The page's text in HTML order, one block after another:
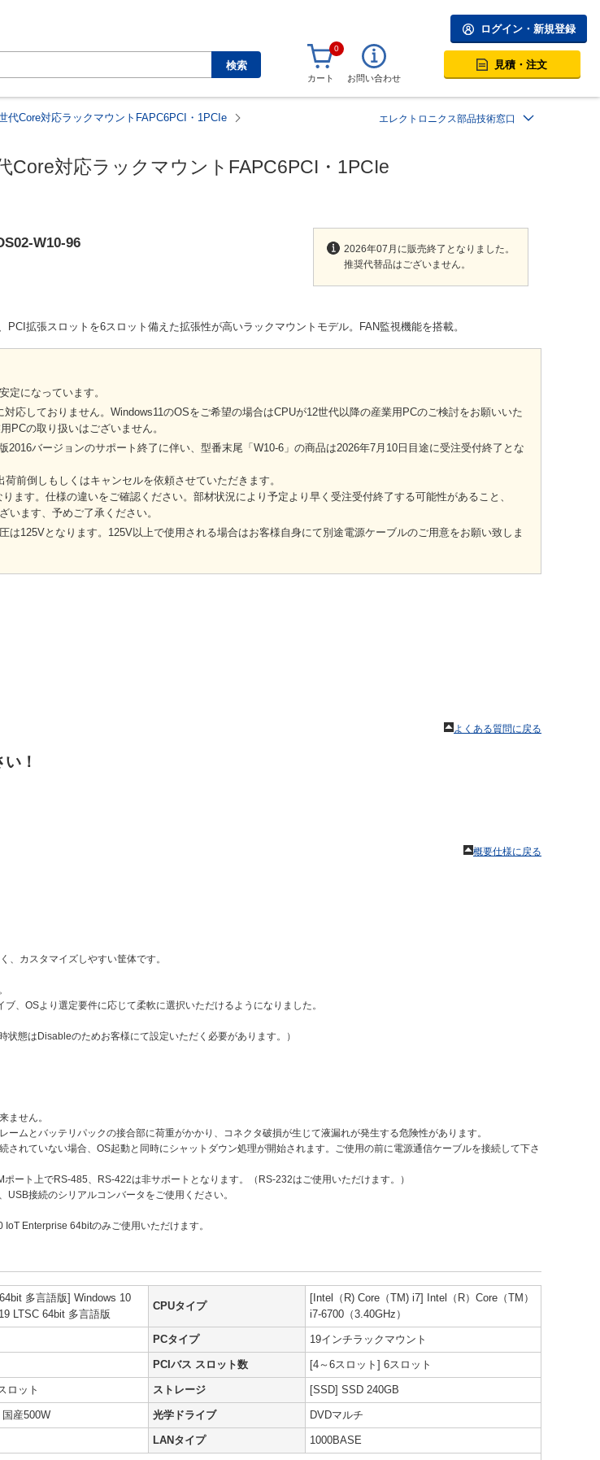
検索
ログイン・新規登録
0
カート お問い合わせ
見積・注文
代Core対応ラックマウントFAPC6PCI・1PCIe
エレクトロニクス部品技術窓口
Core対応ラックマウントFAPC6PCI・1PCIe
W10-96
2026年07月に販売終了となりました。
推奨代替品はございません。
拡張スロットを6スロット備えた拡張性が高いラックマウントモデル。FAN監視機能を搭載。
定になっています。
応しておりません。Windows11のOSをご希望の場合はCPUが12世代以降の産業用PCのご検討をお願いいた
PCの取り扱いはございません。
2016バージョンのサポート終了に伴い、型番末尾「W10-6」の商品は2026年7月10日目途に受注受付終了とな
前倒しもしくはキャンセルを依頼させていただきます。
ます。仕様の違いをご確認ください。部材状況により予定より早く受注受付終了する可能性があること、
います、予めご了承ください。
は125Vとなります。125V以上で使用される場合はお客様自身にて別途電源ケーブルのご用意をお願い致しま
！
よくある質問に戻る
概要仕様に戻る
、カスタマイズしやすい筐体です。
、OSより選定要件に応じて柔軟に選択いただけるようになりました。
態はDisableのためお客様にて設定いただく必要があります。）
ません。
ームとバッテリパックの接合部に荷重がかかり、コネクタ破損が生じて液漏れが発生する危険性があります。
されていない場合、OS起動と同時にシャットダウン処理が開始されます。ご使用の前に電源通信ケーブルを接続して下さ
ート上でRS-485、RS-422は非サポートとなります。（RS-232はご使用いただけます。）
接続のシリアルコンバータをご使用ください。
Enterprise 64bitのみご使用いただけます。
多言語版] Windows 10
LTSC 64bit 多言語版
CPUタイプ
[Intel（R) Core（TM) i7] Intel（R）Core（TM）
i7-6700（3.40GHz）
PCタイプ 19インチラックマウント
PCIバス スロット数 [4～6スロット] 6スロット
ロット ストレージ [SSD] SSD 240GB
産500W 光学ドライブ DVDマルチ
LANタイプ 1000BASE